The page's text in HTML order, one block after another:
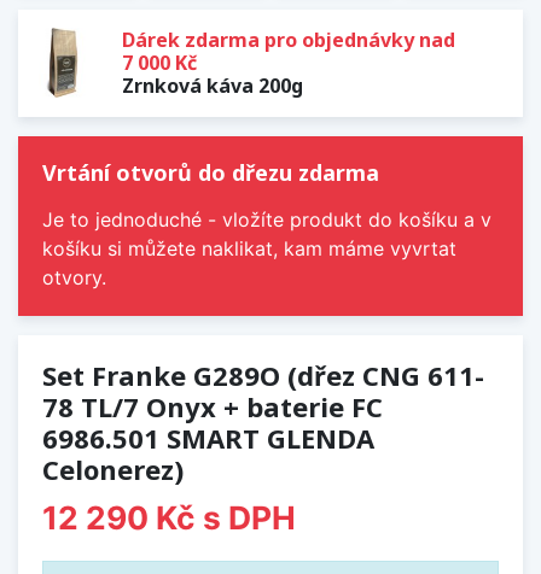
Dárek zdarma pro objednávky nad
7 000 Kč
Zrnková káva 200g
Vrtání otvorů do dřezu zdarma
Je to jednoduché - vložíte produkt do košíku a v
košíku si můžete naklikat, kam máme vyvrtat
otvory.
Set Franke G289O (dřez CNG 611-
78 TL/7 Onyx + baterie FC
6986.501 SMART GLENDA
Celonerez)
12 290 Kč s DPH